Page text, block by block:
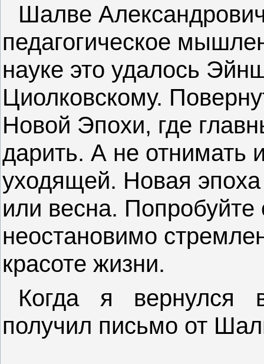
Шалве
педагогическое
науке это удалось
Циолковскому.
Новой Эпохи, где
дарить. А не отнимать
уходящей. Новая
или весна. Попробуйте
неостановимо
красоте жизни.
Когда я вернулся
получил письмо от